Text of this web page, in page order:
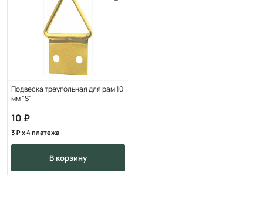
Подвеска треугольная для рам 10
мм "S"
10
3 x 4 платежа
в корзину